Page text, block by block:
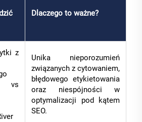
Dlaczego to ważne?
z
vs
Unika nieporozumień
związanych z cytowaniem,
błędowego etykietowania
oraz niespójności w
optymalizacji pod kątem
SEO.